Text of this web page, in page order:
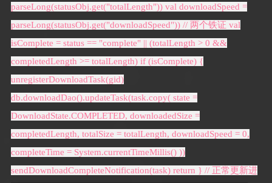
parseLong(statusObj.get("totalLength")) val downloadSpeed =
parseLong(statusObj.get("downloadSpeed")) // 两个铁证 val
isComplete = status == "complete" || (totalLength > 0 &&
completedLength >= totalLength) if (isComplete) {
unregisterDownloadTask(gid)
db.downloadDao().updateTask(task.copy( state =
DownloadState.COMPLETED, downloadedSize =
completedLength, totalSize = totalLength, downloadSpeed = 0,
completeTime = System.currentTimeMillis() ))
sendDownloadCompleteNotification(task) return } // 正常更新进